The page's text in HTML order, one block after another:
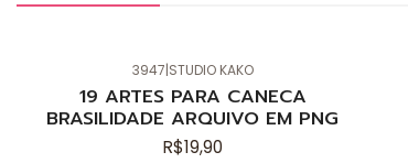
3947|STUDIO KAKO
19 ARTES PARA CANECA
BRASILIDADE ARQUIVO EM PNG
R$19,90